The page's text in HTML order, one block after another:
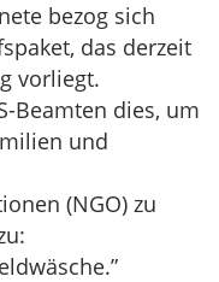
bezog sich
das derzeit
vorliegt.
Beamten dies, um
und
(NGO) zu